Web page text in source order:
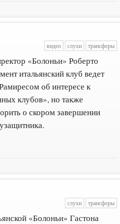
видео слухи трансферы
«Болоньи» Роберто
итальянский клуб ведет
об интересе к
клубов», но также
о скором завершении
слухи трансферы
«Болоньи» Гастона